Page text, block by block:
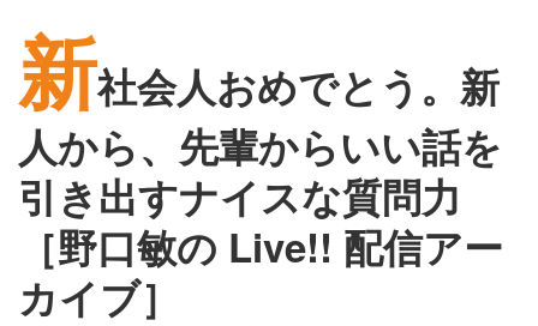
新社会人おめでとう。新
人から、先輩からいい話を
引き出すナイスな質問力
［野口敏の Live!! 配信アー
カイブ］